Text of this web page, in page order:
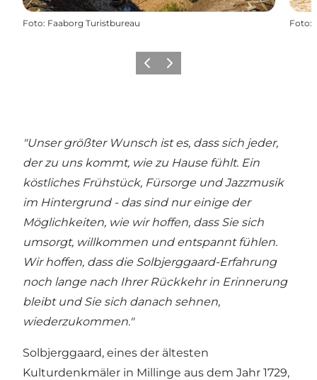
Foto: Faaborg Turistbureau Foto:
ZurückWeiter
"Unser größter Wunsch ist es, dass sich jeder,
der zu uns kommt, wie zu Hause fühlt. Ein
köstliches Frühstück, Fürsorge und Jazzmusik
im Hintergrund - das sind nur einige der
Möglichkeiten, wie wir hoffen, dass Sie sich
umsorgt, willkommen und entspannt fühlen.
Wir hoffen, dass die Solbjerggaard-Erfahrung
noch lange nach Ihrer Rückkehr in Erinnerung
bleibt und Sie sich danach sehnen,
wiederzukommen."
Solbjerggaard, eines der ältesten
Kulturdenkmäler in Millinge aus dem Jahr 1729,